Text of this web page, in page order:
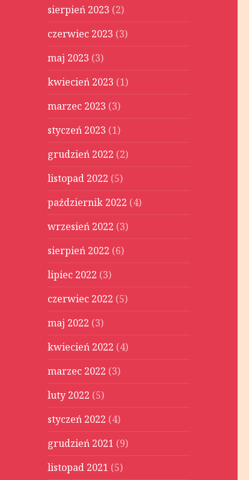
sierpień 2023 (2)
czerwiec 2023 (3)
maj 2023 (3)
kwiecień 2023 (1)
marzec 2023 (3)
styczeń 2023 (1)
grudzień 2022 (2)
listopad 2022 (5)
październik 2022 (4)
wrzesień 2022 (3)
sierpień 2022 (6)
lipiec 2022 (3)
czerwiec 2022 (5)
maj 2022 (3)
kwiecień 2022 (4)
marzec 2022 (3)
luty 2022 (5)
styczeń 2022 (4)
grudzień 2021 (9)
listopad 2021 (5)